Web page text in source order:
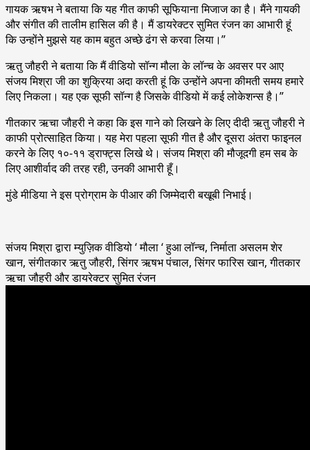
गायक ऋषभ ने बताया कि यह गीत काफी सूफियाना मिजाज का है। मैंने गायकी
और संगीत की तालीम हासिल की है। मैं डायरेक्टर सुमित रंजन का आभारी हूं
कि उन्होंने मुझसे यह काम बहुत अच्छे ढंग से करवा लिया।”
ऋतु जौहरी ने बताया कि मैं वीडियो सॉन्ग मौला के लॉन्च के अवसर पर आए
संजय मिश्रा जी का शुक्रिया अदा करती हूं कि उन्होंने अपना कीमती समय हमारे
लिए निकला। यह एक सूफी सॉन्ग है जिसके वीडियो में कई लोकेशन्स है।”
गीतकार ऋचा जौहरी ने कहा कि इस गाने को लिखने के लिए दीदी ऋतु जौहरी ने
काफी प्रोत्साहित किया। यह मेरा पहला सूफी गीत है और दूसरा अंतरा फाइनल
करने के लिए १०-११ ड्राफ्ट्स लिखे थे। संजय मिश्रा की मौजूदगी हम सब के
लिए आशीर्वाद की तरह रही, उनकी आभारी हूँ।
मुंडे मीडिया ने इस प्रोग्राम के पीआर की जिम्मेदारी बखूबी निभाई।
संजय मिश्रा द्वारा म्युज़िक वीडियो ‘ मौला ‘ हुआ लॉन्च, निर्माता असलम शेर
खान, संगीतकार ऋतु जौहरी, सिंगर ऋषभ पंचाल, सिंगर फारिस खान, गीतकार
ऋचा जौहरी और डायरेक्टर सुमित रंजन